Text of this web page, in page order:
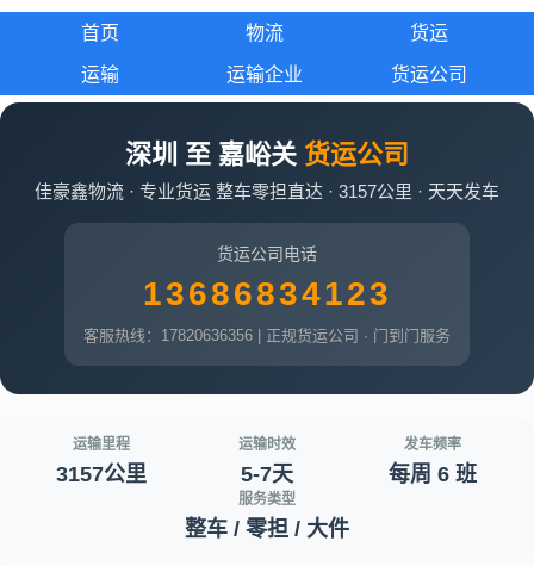
首页 物流 货运
运输 运输企业 货运公司
深圳 至 嘉峪关 货运公司
佳豪鑫物流 · 专业货运 整车零担直达 · 3157公里 · 天天发车
货运公司电话
13686834123
客服热线：17820636356 | 正规货运公司 · 门到门服务
运输里程
3157公里
运输时效
5-7天
发车频率
每周 6 班
服务类型
整车 / 零担 / 大件